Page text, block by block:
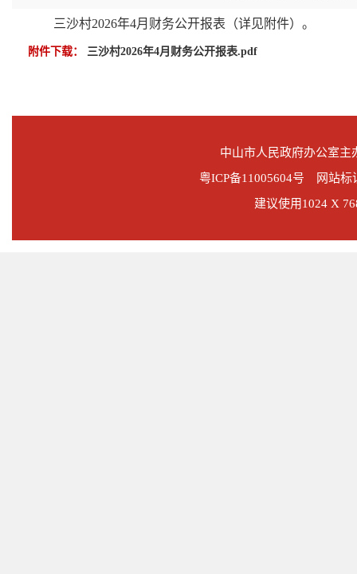
三沙村2026年4月财务公开报表（详见附件）。
附件下载： 三沙村2026年4月财务公开报表.pdf
中山市人民政府办公室
粤ICP备11005604号 网站标
建议使用1024 X